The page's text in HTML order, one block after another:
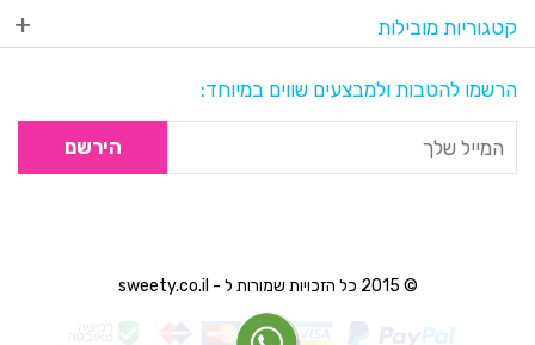
קטגוריות מובילות
הרשמו להטבות ולמבצעים שווים במיוחד:
הירשם
© 2015 כל הזכויות שמורות ל - sweety.co.il